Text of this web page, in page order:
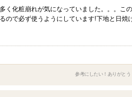
く化粧崩れが気になっていました。。。こ
ので必ず使うようにしています!下地と日焼
参考にしたい！ありがとう